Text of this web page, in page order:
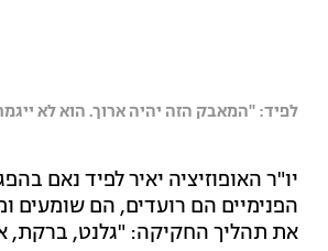
לפיד: "המאבק הזה יהיה ארוך. הוא לא
יו"ר האופוזיציה יאיר לפיד נאם
הפנימיים הם רועדים, הם שומעים
את תהליך החקיקה: "גלנט, ברקת,